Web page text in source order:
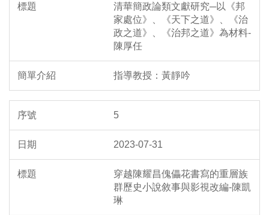
清華簡政論類文獻研究─以《邦
家處位》、《天下之道》、《治
政之道》、《治邦之道》為材料-
陳厚任
指導教授：黃靜吟
5
2023-07-31
穿越陳耀昌傀儡花書寫的重層族
群歷史小說敘事與影視改編-陳凱
琳